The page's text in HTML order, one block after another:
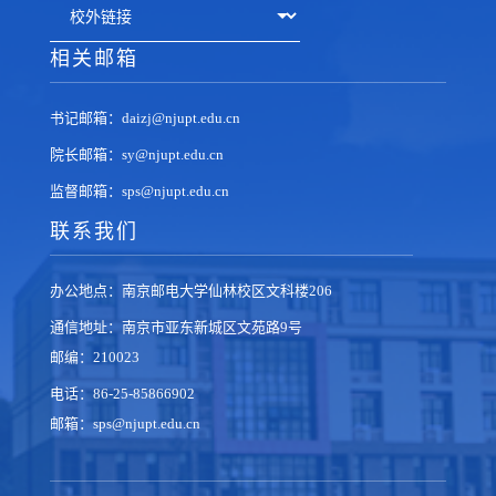
相关邮箱
书记邮箱：daizj@njupt.edu.cn
院长邮箱：sy@njupt.edu.cn
监督邮箱：sps@njupt.edu.cn
联系我们
办公地点：南京邮电大学仙林校区文科楼206
通信地址：南京市亚东新城区文苑路9号
邮编：210023
电话：86-25-85866902
邮箱：sps@njupt.edu.cn